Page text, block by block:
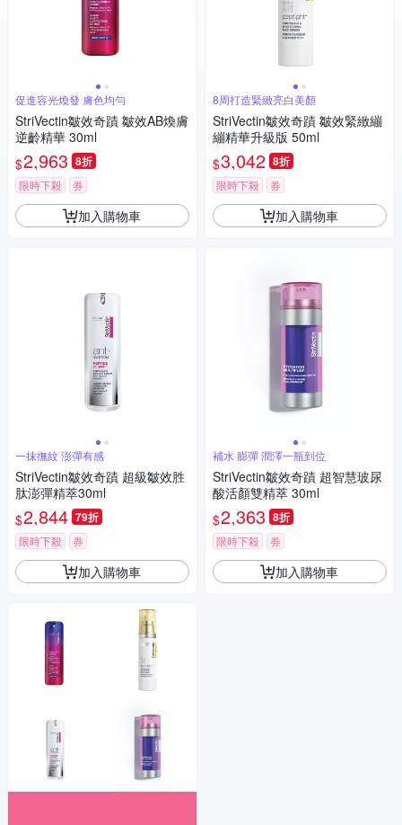
促進容光煥發 膚色均勻
StriVectin皺效奇蹟 皺效AB煥膚
逆齡精華 30ml
$2,963 8折
限時下殺 券
加入購物車
一抹撫紋 澎彈有感
StriVectin皺效奇蹟 超級皺效胜
肽澎彈精萃30ml
$2,844 79折
限時下殺 券
加入購物車
8周打造緊緻亮白美顏
StriVectin皺效奇蹟 皺效緊緻繃
繃精華升級版 50ml
$3,042 8折
限時下殺 券
加入購物車
補水 膨彈 潤澤一瓶到位
StriVectin皺效奇蹟 超智慧玻尿
酸活顏雙精萃 30ml
$2,363 8折
限時下殺 券
加入購物車